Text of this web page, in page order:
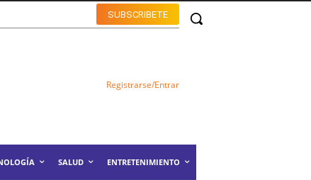
SUBSCRIBETE
Registrarse/Entrar
SALUD ENTRETENIMIENTO